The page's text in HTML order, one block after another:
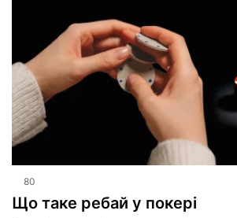
80
Що таке ребай у покері